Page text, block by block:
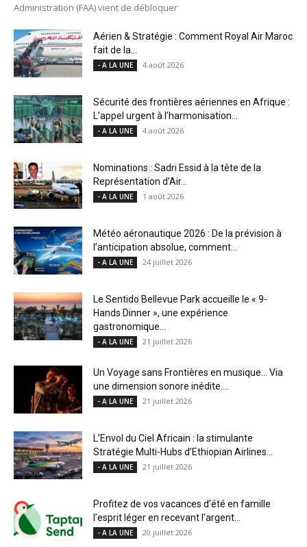
Administration (FAA) vient de débloquer
Aérien & Stratégie : Comment Royal Air Maroc
fait de la...
- A LA UNE 4 août 2026
Sécurité des frontières aériennes en Afrique :
L’appel urgent à l’harmonisation...
- A LA UNE 4 août 2026
Nominations : Sadri Essid à la tête de la
Représentation d’Air...
- A LA UNE 1 août 2026
Météo aéronautique 2026 : De la prévision à
l’anticipation absolue, comment...
- A LA UNE 24 juillet 2026
Le Sentido Bellevue Park accueille le « 9-
Hands Dinner », une expérience
gastronomique...
- A LA UNE 21 juillet 2026
Un Voyage sans Frontières en musique… Via
une dimension sonore inédite....
- A LA UNE 21 juillet 2026
L’Envol du Ciel Africain : la stimulante
Stratégie Multi-Hubs d’Ethiopian Airlines...
- A LA UNE 21 juillet 2026
Profitez de vos vacances d’été en famille
l’esprit léger en recevant l’argent...
- A LA UNE 20 juillet 2026